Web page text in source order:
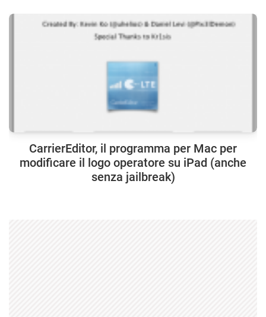
CarrierEditor, il programma per Mac per
modificare il logo operatore su iPad (anche
senza jailbreak)